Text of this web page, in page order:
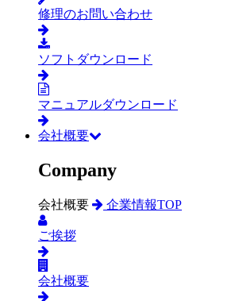
修理のお問い合わせ
ソフトダウンロード
マニュアルダウンロード
会社概要
Company
会社概要 企業情報TOP
ご挨拶
会社概要